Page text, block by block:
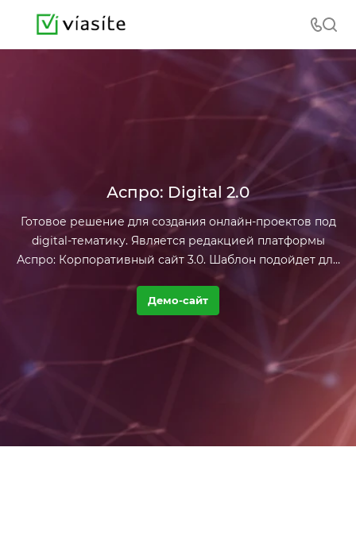
Аспро: Digital 2.0
Готовое решение для создания онлайн-проектов под
digital-тематику. Является редакцией платформы
Аспро: Корпоративный сайт 3.0. Шаблон подойдет для
веб-студий, IT-компаний, SMM-агентств, интеграторов
и мобильных разработчиков.
Демо-сайт